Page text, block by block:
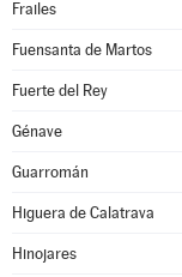
Frailes
Fuensanta de Martos
Fuerte del Rey
Génave
Guarromán
Higuera de Calatrava
Hinojares